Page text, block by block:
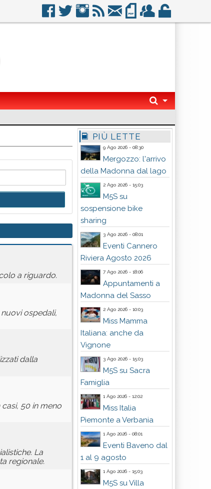
a riguardo.
ospedali,
dalla
50 in meno
La
regionale.
PIÙ LETTE
9 Ago 2026 - 08:30
Mergozzo: l'arrivo
della Madonna dal lago
2 Ago 2026 - 15:03
M5S su
sospensione bike
sharing
3 Ago 2026 - 08:01
Eventi Cannero
Riviera Agosto 2026
7 Ago 2026 - 18:06
Appuntamenti a
Madonna del Sasso
2 Ago 2026 - 10:03
Miss Mamma
Italiana: anche da
Vignone
3 Ago 2026 - 15:03
M5S su Sacra
Famiglia
1 Ago 2026 - 12:02
Miss Italia
Piemonte a Verbania
1 Ago 2026 - 08:01
Eventi Baveno dal
1 al 9 agosto
1 Ago 2026 - 15:03
M5S su Villa